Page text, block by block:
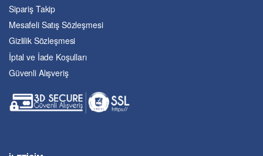
Eğitim
Ekonomi ve Finans
Enerji
Felsefe
Fen Bilimleri
Güzel Sanatlar
İşletme ve Yönetim
Sipariş Takip
Mesafeli Satış Sözleşmesi
Gizlilik Sözleşmesi
İptal ve İade Koşulları
Güvenli Alışveriş